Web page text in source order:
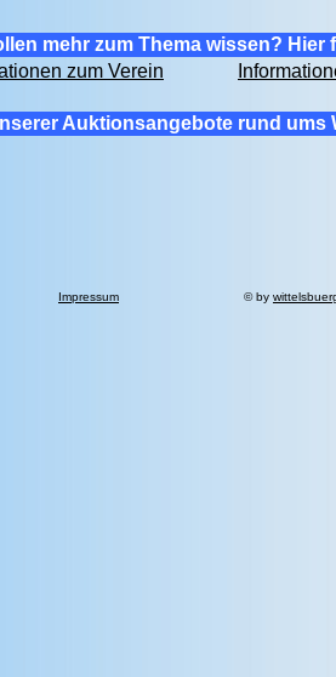
mehr zum Thema wissen? Hier
zum Verein
Auktionsangebote rund ums
Impressum © by